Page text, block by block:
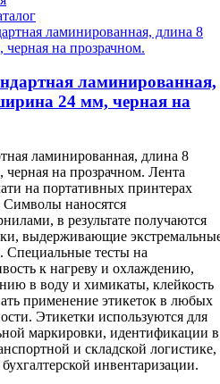
ламинированная,
24 мм, черная на
ламинированная, длина 8
на прозрачном. Лента
на портативных принтерах
Символы наносятся
в результате получаются
выдерживающие
Специальные тесты на
к нагреву и охлаждению,
в воду и химикаты, клейкость
применение этикеток в любых
Этикетки используются для
маркировки, идентификации в
и складской логистике,
инвентаризации.